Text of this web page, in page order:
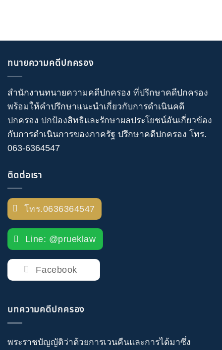
ทนายความคดีปกครอง
สำนักงานทนายความคดีปกครอง ที่ปรึกษาคดีปกครอง
พร้อมให้คำปรึกษาแนะนำเกี่ยวกับการดำเนินคดี
ปกครอง ปกป้องสิทธิและรักษาผลประโยชน์อันเกี่ยวข้อง
กับการดำเนินการของภาครัฐ ปรึกษาคดีปกครอง โทร.
063-6364547
ติดต่อเรา
โทร.0636364547
Line: @prueklaw
Facebook
บทความคดีปกครอง
พระราชบัญญัติว่าด้วยการเวนคืนและการได้มาซึ่ง